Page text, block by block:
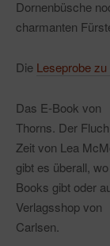
Dornenbüsche
charmanten
Die Leseprobe
Das E-Book von
Thorns. Der
Zeit von Lea
gibt es überall,
Books gibt oder
Verlagsshop von
Carlsen.